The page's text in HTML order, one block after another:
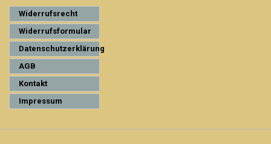
Widerrufsrecht
Widerrufsformular
Datenschutzerklärung
AGB
Kontakt
Impressum